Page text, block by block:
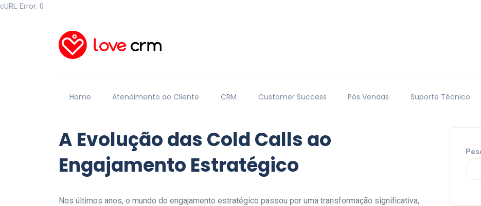
cURL Error: 0
Home Atendimento ao Cliente CRM Customer Success Pós Vendas Suporte Técnico
A Evolução das Cold Calls ao
Engajamento Estratégico
Nos últimos anos, o mundo do engajamento estratégico passou por uma transformação significativa,